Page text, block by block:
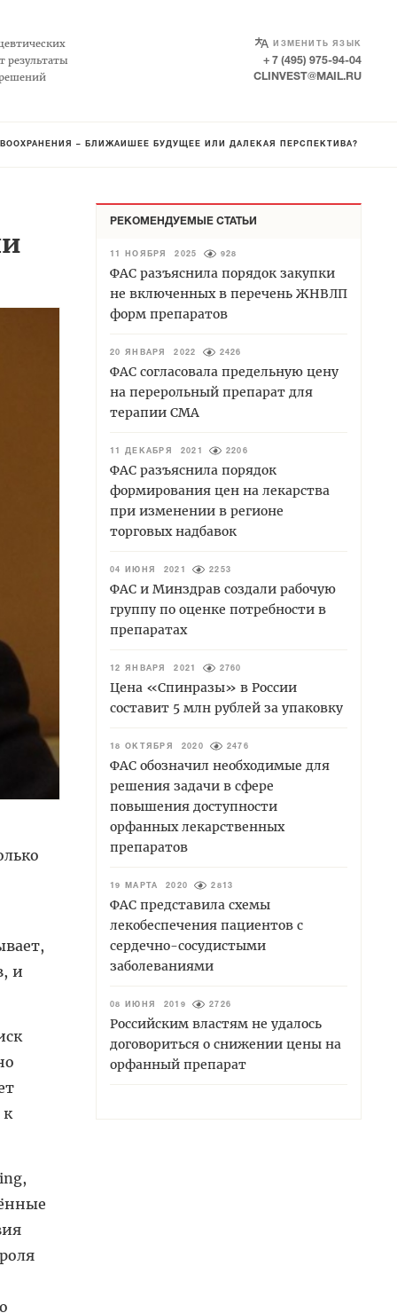
результаты
ИЗМЕНИТЬ ЯЗЫК
SELECT LANGUAGE
+ 7 (495) 975-94-04
CLINVEST@MAIL.RU
– БЛИЖАЙШЕЕ БУДУЩЕЕ ИЛИ ДАЛЁКАЯ ПЕРСПЕКТИВА?
и
к
РЕКОМЕНДУЕМЫЕ СТАТЬИ
11 НОЯБРЯ 2025 928
ФАС разъяснила порядок закупки
не включенных в перечень ЖНВЛП
форм препаратов
20 ЯНВАРЯ 2022 2426
ФАС согласовала предельную цену
на перерольный препарат для
терапии СМА
11 ДЕКАБРЯ 2021 2206
ФАС разъяснила порядок
формирования цен на лекарства
при изменении в регионе
торговых надбавок
04 ИЮНЯ 2021 2253
ФАС и Минздрав создали рабочую
группу по оценке потребности в
препаратах
12 ЯНВАРЯ 2021 2760
Цена «Спинразы» в России
составит 5 млн рублей за упаковку
18 ОКТЯБРЯ 2020 2476
ФАС обозначил необходимые для
решения задачи в сфере
повышения доступности
орфанных лекарственных
препаратов
19 МАРТА 2020 2813
ФАС представила схемы
лекобеспечения пациентов с
сердечно-сосудистыми
заболеваниями
08 ИЮНЯ 2019 2726
Российским властям не удалось
договориться о снижении цены на
орфанный препарат